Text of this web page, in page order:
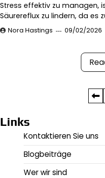
Stress effektiv zu managen,
Säurereflux zu lindern, da es
Nora Hastings 09/02/2026
pagination
Links
Kontaktieren Sie uns
Blogbeiträge
Wer wir sind